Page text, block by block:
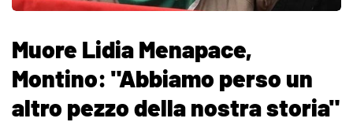
Muore Lidia Menapace,
Montino: "Abbiamo perso un
altro pezzo della nostra storia"